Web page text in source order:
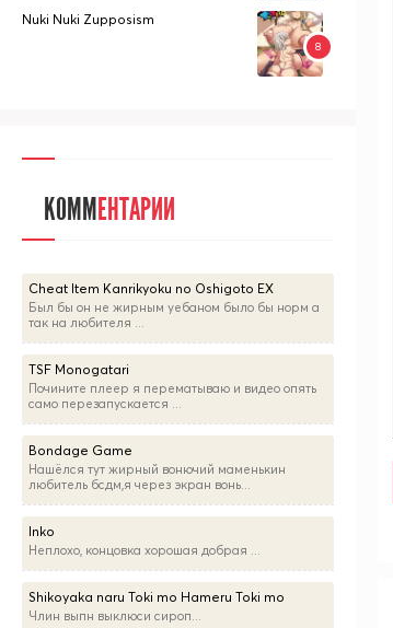
Nuki Nuki Zupposism
КОММЕНТАРИИ
Cheat Item Kanrikyoku no Oshigoto EX
Был бы он не жирным уебаном было бы норм а
так на любителя ...
TSF Monogatari
Почините плеер я перематываю и видео опять
само перезапускается ...
Bondage Game
Нашёлся тут жирный вонючий маменькин
любитель бсдм,я через экран вонь...
Inko
Неплохо, концовка хорошая добрая ...
Shikoyaka naru Toki mo Hameru Toki mo
Члин выпн выклюси сироп...